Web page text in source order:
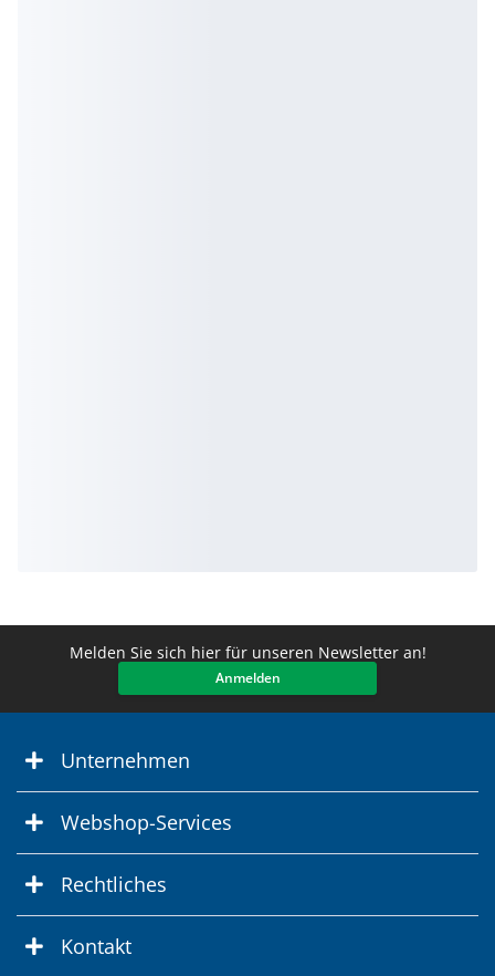
Melden Sie sich hier für unseren Newsletter an!
Anmelden
Unternehmen
Webshop-Services
Rechtliches
Kontakt